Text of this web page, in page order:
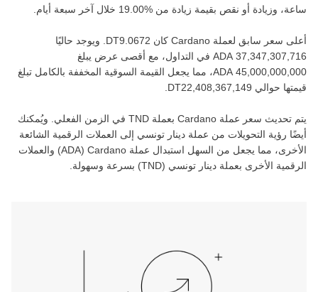
ساعة، وزيادة أو نقص بقيمة ‏ زيادة من ‏ خلال آخر سبعة أيام.
أعلى سعر سابق لعملة ‏ Cardano كان ‏
. ويوجد حاليًا
في التداول، مع أقصى عرض يبلغ
، مما يجعل القيمة السوقية المخففة بالكامل تبلغ
قيمتها حوالي ‏
يتم تحديث سعر عملة ‏ Cardano بعملة ‏ TND في الزمن الفعلي. ويُمكنك
أيضًا رؤية التحويلات من عملة ‏ دينار تونسي إلى العملات الرقمية الشائعة
الأخرى، مما يجعل من السهل استبدال عملة ‏ Cardano
(‏
ADA) والعملات
الرقمية الأخرى بعملة ‏ دينار تونسي (‏
TND) بسرعة وسهولة.